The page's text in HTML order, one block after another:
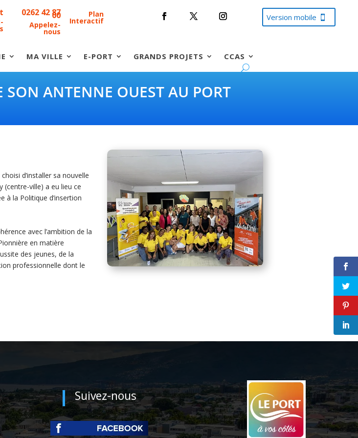
0262 42 87
00
Appelez-
nous
Plan
Interactif Version mobile
MA VILLE E-PORT GRANDS PROJETS CCAS
SON ANTENNE OUEST AU PORT
d’installer sa nouvelle
(centre-ville) a eu lieu ce
à la Politique d’insertion
avec l’ambition de la
en matière
des jeunes, de la
professionnelle dont le
Suivez-nous